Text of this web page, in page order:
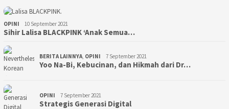
OPINI 10 September 2021
Sihir Lalisa BLACKPINK ‘Anak Semua…
BERITA LAINNYA, OPINI 7 September 2021
Yoo Na-Bi, Kebucinan, dan Hikmah dari Dr…
OPINI 7 September 2021
Strategis Generasi Digital